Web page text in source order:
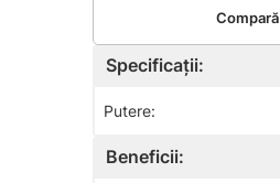
Specificații:
Putere:
Beneficii:
Compară